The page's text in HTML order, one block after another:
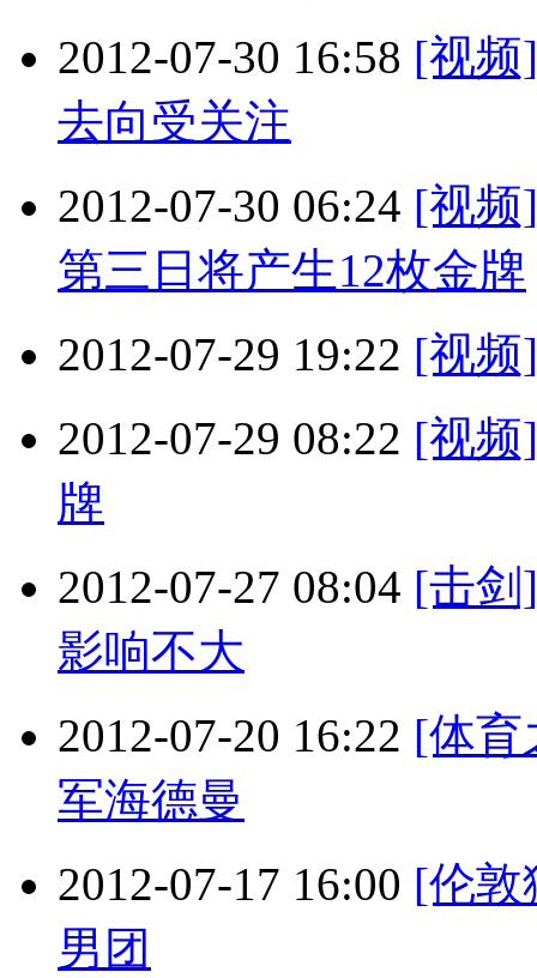
2012-07-30 16:58 [视频
去向受关注
2012-07-30 06:24 [视频
第三日将产生12枚金牌
2012-07-29 19:22 [视频
2012-07-29 08:22 [视频
牌
2012-07-27 08:04 [击剑
影响不大
2012-07-20 16:22 [体育
军海德曼
2012-07-17 16:00 [伦
男团